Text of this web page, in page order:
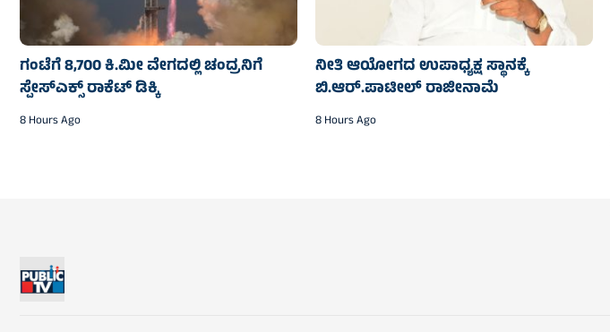
ಗಂಟೆಗೆ 8,700 ಕಿ.ಮೀ ವೇಗದಲ್ಲಿ ಚಂದ್ರನಿಗೆ
ಸ್ಪೇಸ್‌ಎಕ್ಸ್ ರಾಕೆಟ್ ಡಿಕ್ಕಿ
8 Hours Ago
ನೀತಿ ಆಯೋಗದ ಉಪಾಧ್ಯಕ್ಷ ಸ್ಥಾನಕ್ಕೆ
ಬಿ.ಆರ್.ಪಾಟೀಲ್ ರಾಜೀನಾಮೆ
8 Hours Ago